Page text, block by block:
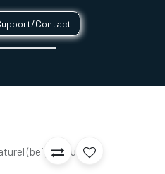
Contact
(beige) vous est